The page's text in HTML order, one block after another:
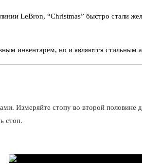
LeBron, “Christmas” быстро стали
инвентарем, но и являются стильным
Измеряйте стопу во второй
стоп.